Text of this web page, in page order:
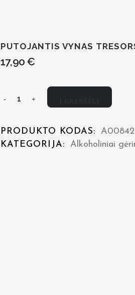
PUTOJANTIS VYNAS
17,90 €
Putojantis
TRESORS
PRODUKTO KODAS:
A00842
KATEGORIJA:
Alkoholiniai